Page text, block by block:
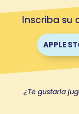
Inscriba su
APPLE
¿Te gustaría